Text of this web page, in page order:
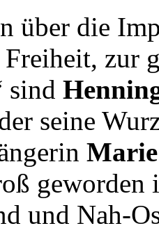
über die
zur
sind
seine
geworden
und Nah-